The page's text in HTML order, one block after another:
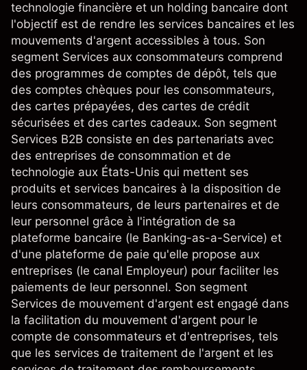
technologie financière et un holding bancaire dont
l'objectif est de rendre les services bancaires et les
mouvements d'argent accessibles à tous. Son
segment Services aux consommateurs comprend
des programmes de comptes de dépôt, tels que
des comptes chèques pour les consommateurs,
des cartes prépayées, des cartes de crédit
sécurisées et des cartes cadeaux. Son segment
Services B2B consiste en des partenariats avec
des entreprises de consommation et de
technologie aux États-Unis qui mettent ses
produits et services bancaires à la disposition de
leurs consommateurs, de leurs partenaires et de
leur personnel grâce à l'intégration de sa
plateforme bancaire (le Banking-as-a-Service) et
d'une plateforme de paie qu'elle propose aux
entreprises (le canal Employeur) pour faciliter les
paiements de leur personnel. Son segment
Services de mouvement d'argent est engagé dans
la facilitation du mouvement d'argent pour le
compte de consommateurs et d'entreprises, tels
que les services de traitement de l'argent et les